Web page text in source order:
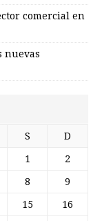
comercial en
nuevas
S D
1 2
8 9
15 16